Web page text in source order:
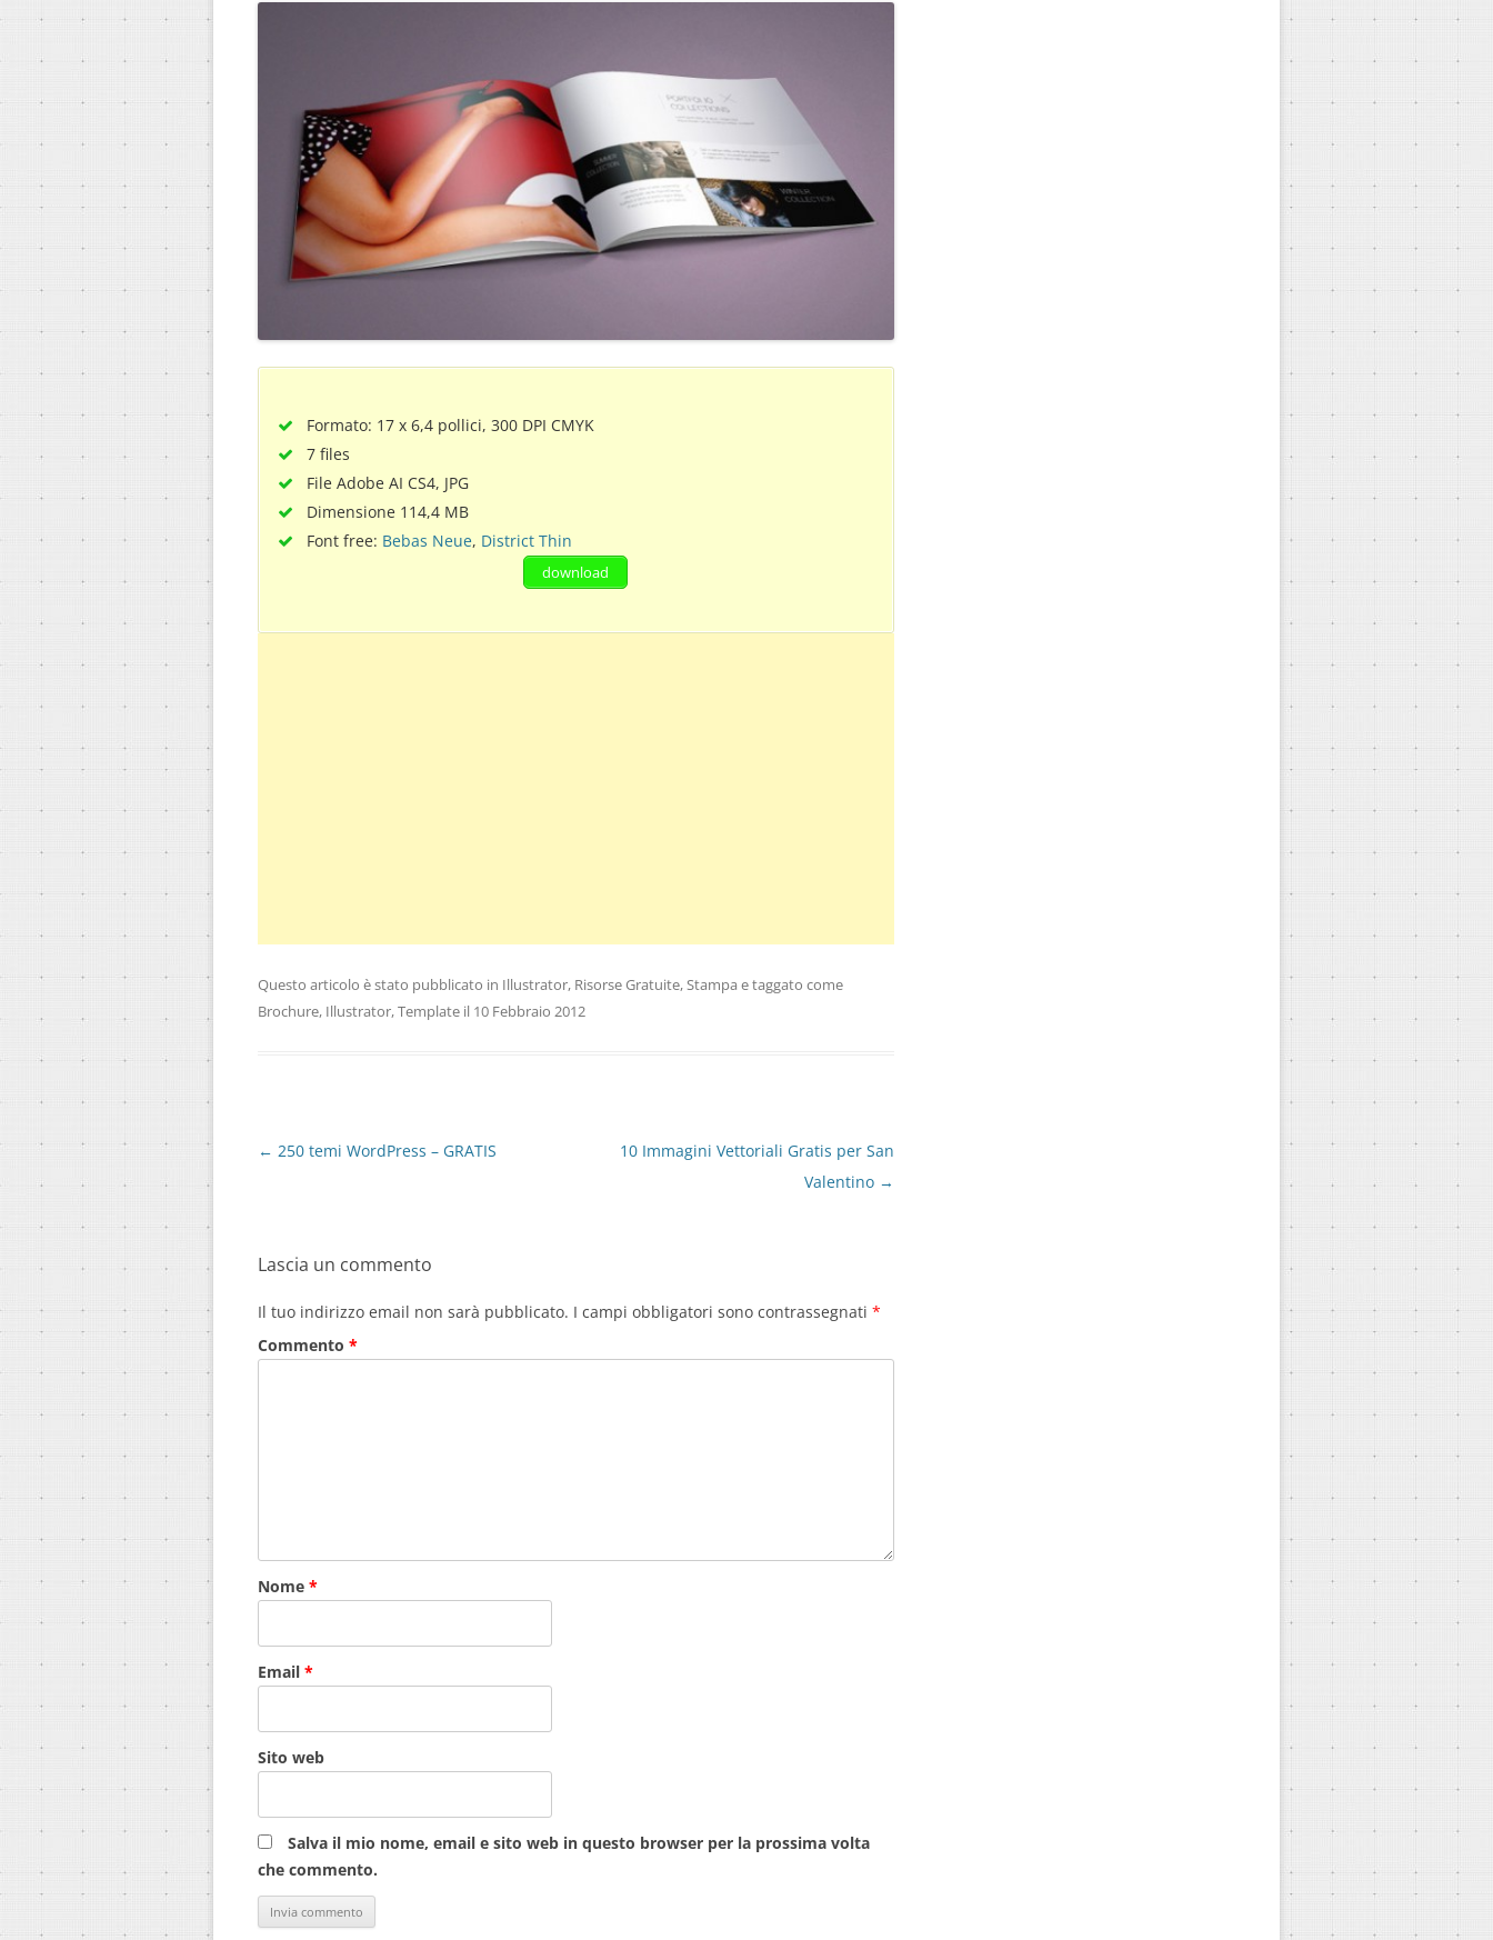
Formato: 17 x 6,4 pollici, 300 DPI CMYK
7 files
File Adobe AI CS4, JPG
Dimensione 114,4 MB
Font free: Bebas Neue, District Thin
download
Questo articolo è stato pubblicato in Illustrator, Risorse Gratuite,Stampa e taggato come
Brochure, Illustrator,Template il 10 Febbraio 2012
Navigazione
articolo
← 250 temi WordPress – GRATIS
10 Immagini Vettoriali Gratis per San
Valentino →
Lascia un commento
Il tuo indirizzo email non sarà pubblicato. I campi obbligatori sono contrassegnati *
Commento *
Nome *
Email *
Sito web
Salva il mio nome, email e sito web in questo browser per la prossima volta
che commento.